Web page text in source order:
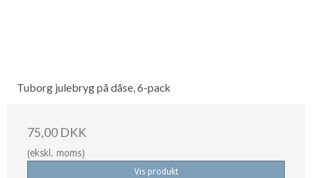
Tuborg julebryg på dåse, 6-pack
75,00 DKK
(ekskl. moms)
Vis produkt